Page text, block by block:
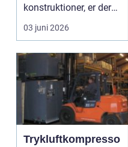
konstruktioner, er der
én ting, der altid ska...
03 juni 2026
Trykluftkompresso